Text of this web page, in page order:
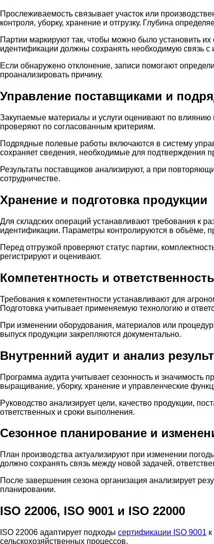
Прослеживаемость связывает участок или
контроля, уборку, хранение и отгрузку. Глубина
Партии маркируют так, чтобы можно было установить
идентификации должны сохранять необходимую связь
Если обнаружено отклонение, записи помогают
проанализировать причину.
Управление поставщиками и
Закупаемые материалы и услуги оценивают по влиянию
проверяют по согласованным критериям.
Подрядные полевые работы включаются в систему
сохраняет сведения, необходимые для подтверждения
Результаты поставщиков анализируют, а при
сотрудничестве.
Хранение и подготовка продукции
Для складских операций устанавливают требования к
идентификации. Параметры контролируются в объёме,
Перед отгрузкой проверяют статус партии,
регистрируют и оценивают.
Компетентность и
Требования к компетентности устанавливают для
Подготовка учитывает применяемую технологию и
При изменении оборудования, материалов или
выпуск продукции закрепляются документально.
Внутренний аудит и анализ
Программа аудита учитывает сезонность и значимость
выращивание, уборку, хранение и управленческие
Руководство анализирует цели, качество продукции,
ответственных и сроки выполнения.
Сезонное планирование и
План производства актуализируют при изменении
должно сохранять связь между новой задачей,
После завершения сезона организация анализирует
планировании.
ISO 22006, ISO 9001 и ISO 22000
ISO 22006 адаптирует подходы сертификации ISO 9001
сельскохозяйственных процессов.